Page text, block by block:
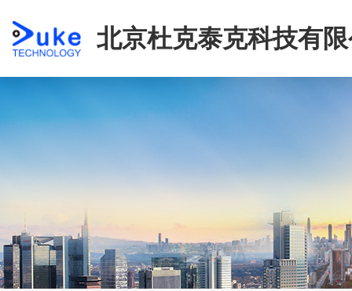
北京杜克泰克科技有